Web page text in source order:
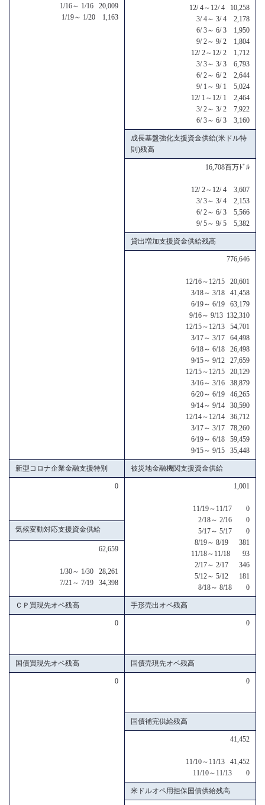
1/16～ 1/16 20,009
1/19～ 1/20 1,163
12/ 4～12/ 4 10,258
3/ 4～ 3/ 4 2,178
6/ 3～ 6/ 3 1,950
9/ 2～ 9/ 2 1,804
12/ 2～12/ 2 1,712
3/ 3～ 3/ 3 6,793
6/ 2～ 6/ 2 2,644
9/ 1～ 9/ 1 5,024
12/ 1～12/ 1 2,464
3/ 2～ 3/ 2 7,922
6/ 3～ 6/ 3 3,160
成長基盤強化支援資金供給(米ドル特
則)残高
16,708百万ﾄﾞﾙ
12/ 2～12/ 4 3,607
3/ 3～ 3/ 4 2,153
6/ 2～ 6/ 3 5,566
9/ 5～ 9/ 5 5,382
貸出増加支援資金供給残高
776,646
12/16～12/15 20,601
3/18～ 3/18 41,458
6/19～ 6/19 63,179
9/16～ 9/13 132,310
12/15～12/13 54,701
3/17～ 3/17 64,498
6/18～ 6/18 26,498
9/15～ 9/12 27,659
12/15～12/15 20,129
3/16～ 3/16 38,879
6/20～ 6/19 46,265
9/14～ 9/14 30,590
12/14～12/14 36,712
3/17～ 3/17 78,260
6/19～ 6/18 59,459
9/15～ 9/15 35,448
新型コロナ企業金融支援特別 被災地金融機関支援資金供給
0 1,001
11/19～11/17 0
2/18～ 2/16 0
5/17～ 5/17 0
8/19～ 8/19 381
11/18～11/18 93
2/17～ 2/17 346
5/12～ 5/12 181
8/18～ 8/18 0
気候変動対応支援資金供給
62,659
1/30～ 1/30 28,261
7/21～ 7/19 34,398
ＣＰ買現先オペ残高 手形売出オペ残高
0 0
国債買現先オペ残高 国債売現先オペ残高
0 0
国債補完供給残高
41,452
11/10～11/13 41,452
11/10～11/13 0
米ドルオペ用担保国債供給残高